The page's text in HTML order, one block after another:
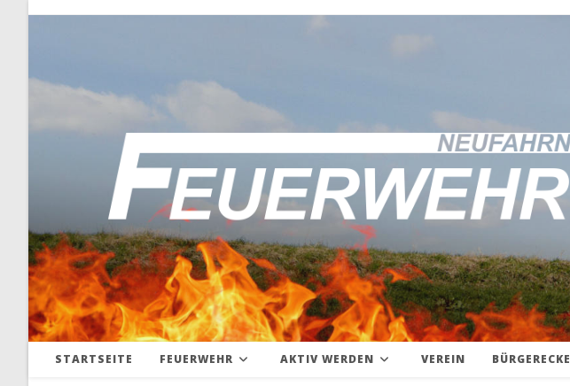
STARTSEITE FEUERWEHR AKTIV WERDEN VEREIN BÜRGERECKE